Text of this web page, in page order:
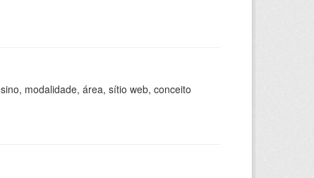
modalidade, área, sítio web, conceito